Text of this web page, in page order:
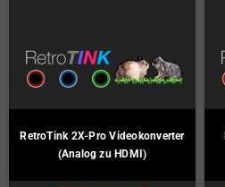
RetroTink 2X-Pro Videokonverter
(Analog zu HDMI)